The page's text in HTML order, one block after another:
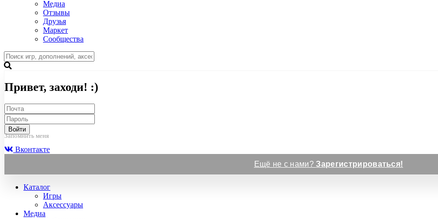
Медиа
Отзывы
Друзья
Маркет
Сообщества
Привет, заходи! :)
Войти
Запомнить меня
Вконтакте
Ещё не с нами?Зарегистрироваться!
Каталог
Игры
Аксессуары
Медиа